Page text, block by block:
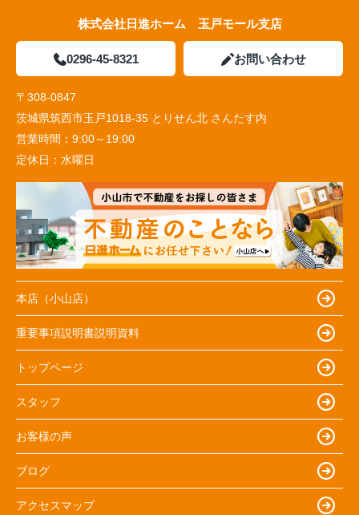
株式会社日進ホーム 玉戸モール支店
0296-45-8321 お問い合わせ
〒308-0847
茨城県筑西市玉戸1018-35 とりせん北 さんたす内
営業時間： 9:00～19:00
定休日： 水曜日
本店（小山店）
重要事項説明書説明資料
トップページ
スタッフ
お客様の声
ブログ
アクセスマップ